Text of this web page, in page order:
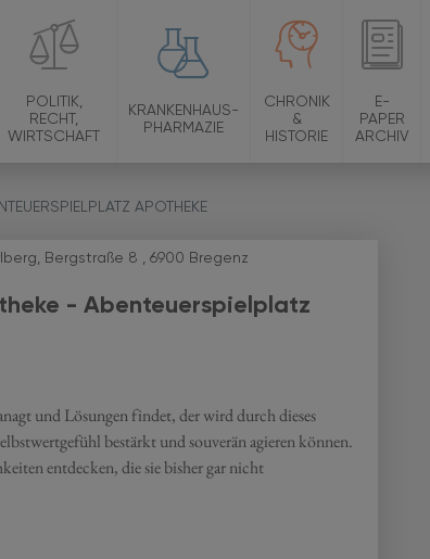
POLITIK,
RECHT,
WIRTSCHAFT
KRANKENHAUS-
PHARMAZIE
CHRONIK
&
HISTORIE
E-
PAPER
ARCHIV
APOTHEKE
Bergstraße 8 , 6900 Bregenz
- Abenteuerspielplatz
und Lösungen findet, der wird durch dieses
bestärkt und souverän agieren können.
entdecken, die sie bisher gar nicht